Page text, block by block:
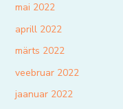
mai 2022
aprill 2022
märts 2022
veebruar 2022
jaanuar 2022